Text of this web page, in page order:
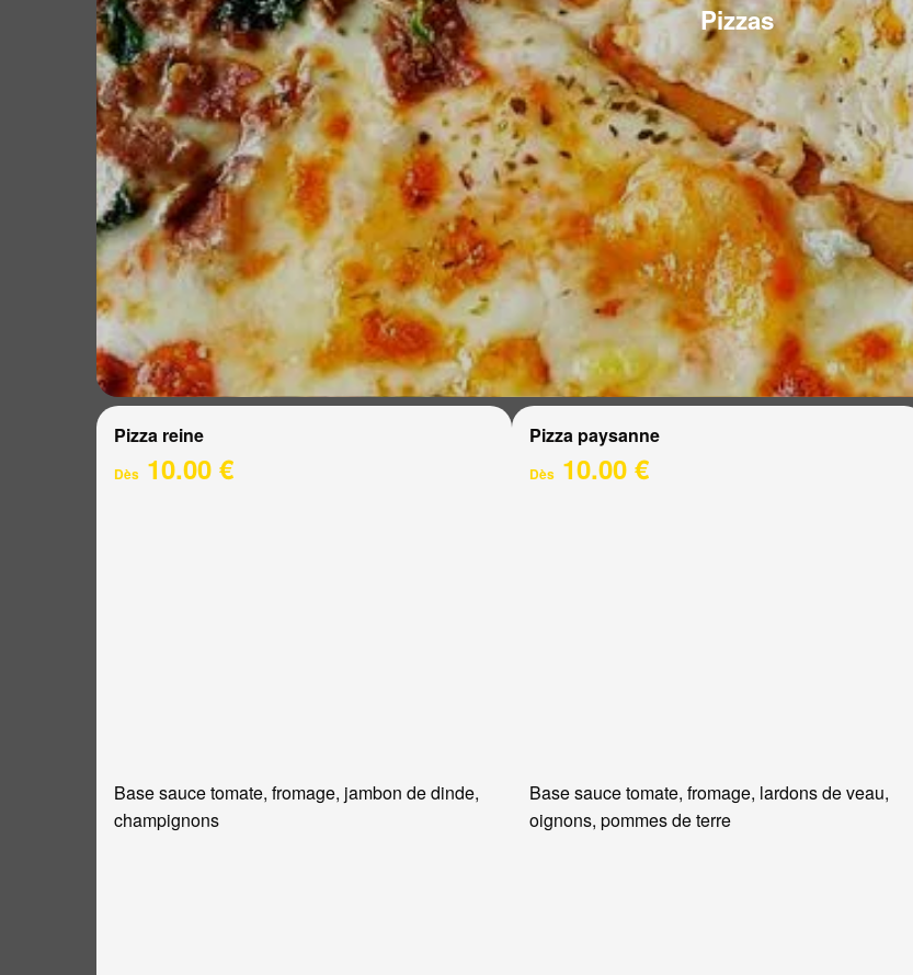
Pizzas
Pizza reine
Dès 10.00 €
Base sauce tomate, fromage, jambon de dinde,
champignons
Pizza paysanne
Dès10.00 €
Base sauce tomate, fromage, lardons de veau,
oignons, pommes de terre